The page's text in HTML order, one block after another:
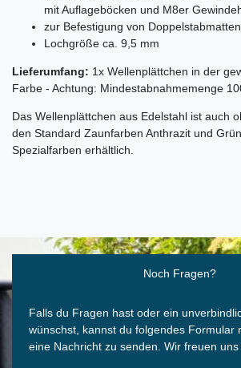
mit Auflageböcken und M8er
zur Befestigung von
Lochgröße ca. 9,5 mm
Lieferumfang: 1x Wellenplättchen in der
Farbe - Achtung: Mindestabnahmemenge
Das Wellenplättchen aus Edelstahl ist auch
den Standard Zaunfarben Anthrazit und
Spezialfarben erhältlich.
Noch Fragen?
Falls du Fragen hast oder ein
wünschst, kannst du folgendes Formular
eine Nachricht zu senden. Wir freuen
Ceres::Template.mailFormHoneypotLabel